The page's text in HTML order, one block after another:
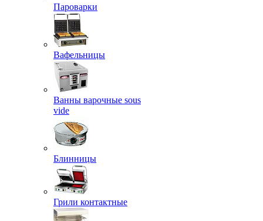
Пароварки
Вафельницы
Ванны варочные sous
vide
Блинницы
Грили контактные